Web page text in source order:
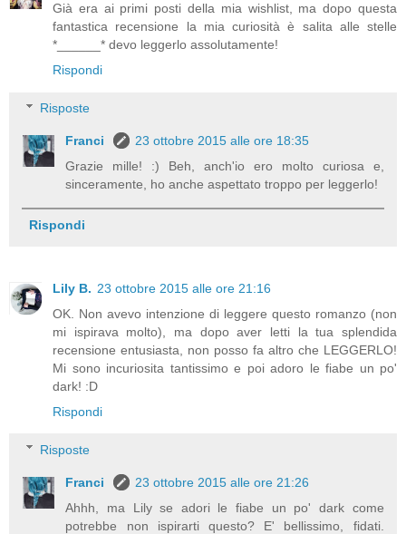
Già era ai primi posti della mia wishlist, ma dopo questa
fantastica recensione la mia curiosità è salita alle stelle
*______* devo leggerlo assolutamente!
Rispondi
Risposte
Franci
23 ottobre 2015 alle ore 18:35
Grazie mille! :) Beh, anch'io ero molto curiosa e,
sinceramente, ho anche aspettato troppo per leggerlo!
Rispondi
Lily B. 23 ottobre 2015 alle ore 21:16
OK. Non avevo intenzione di leggere questo romanzo (non
mi ispirava molto), ma dopo aver letti la tua splendida
recensione entusiasta, non posso fa altro che LEGGERLO!
Mi sono incuriosita tantissimo e poi adoro le fiabe un po'
dark! :D
Rispondi
Risposte
Franci
23 ottobre 2015 alle ore 21:26
Ahhh, ma Lily se adori le fiabe un po' dark come
potrebbe non ispirarti questo? E' bellissimo, fidati.